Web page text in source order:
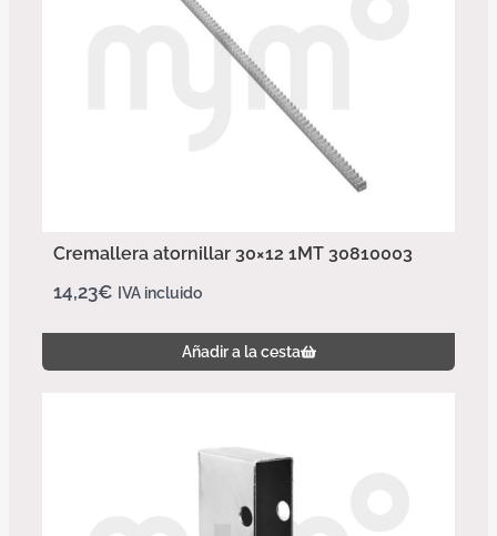
Cremallera atornillar 30×12 1MT 30810003
14,23€ IVA incluido
Añadir a la cesta